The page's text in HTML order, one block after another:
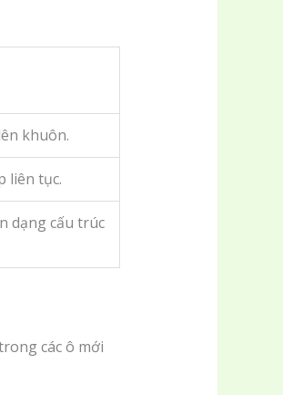
khuôn.
liên tục.
dạng cấu trúc
các ô mới